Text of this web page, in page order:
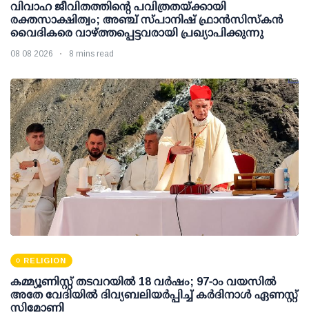
വിവാഹ ജീവിതത്തിന്റെ പവിത്രതയ്ക്കായി
രക്തസാക്ഷിത്വം; അഞ്ച് സ്പാനിഷ് ഫ്രാന്‍സിസ്‌കന്‍
വൈദികരെ വാഴ്ത്തപ്പെട്ടവരായി പ്രഖ്യാപിക്കുന്നു
08 08 2026 8 mins read
RELIGION
കമ്മ്യൂണിസ്റ്റ് തടവറയില്‍ 18 വര്‍ഷം; 97-ാം വയസില്‍
അതേ വേദിയില്‍ ദിവ്യബലിയര്‍പ്പിച്ച് കര്‍ദിനാള്‍ ഏണസ്റ്റ്
സിമോണി